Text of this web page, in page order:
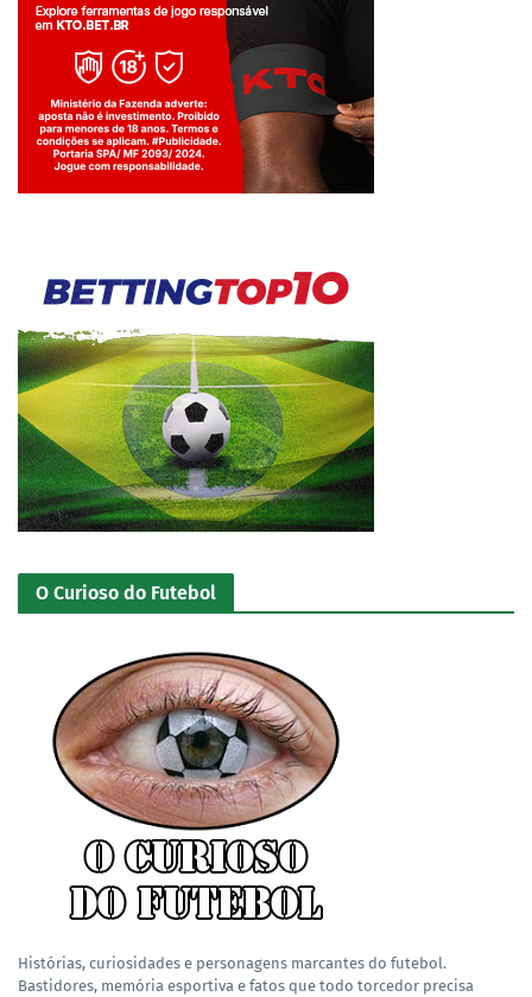
Jogue com responsabilidade. 18+
O Curioso do Futebol
Histórias, curiosidades e personagens marcantes do futebol.
Bastidores, memória esportiva e fatos que todo torcedor precisa